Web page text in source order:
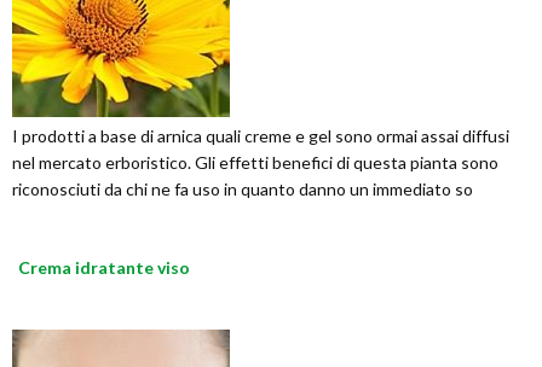
I prodotti a base di arnica quali creme e gel sono ormai assai diffusi
nel mercato erboristico. Gli effetti benefici di questa pianta sono
riconosciuti da chi ne fa uso in quanto danno un immediato so
Crema idratante viso